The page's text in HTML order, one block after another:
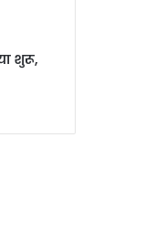
शुरू,